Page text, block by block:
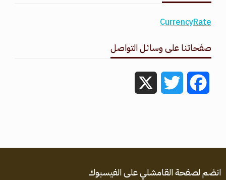
CurrencyRate
صفحاتنا على وسائل التواصل
Facebook
Twitter
انضم لصفحة القامشلي على الفيسبوك